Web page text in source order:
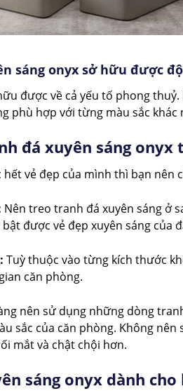
sáng onyx sở hữu được
được về cả yếu tố phong
phù hợp với từng màu sắc khác
đá xuyên sáng onyx
vẻ đẹp của mình thì bạn nên
Nên treo tranh đá xuyên sáng ở
được vẻ đẹp xuyên sáng của
Tuỳ thuộc vào từng kích thước
căn phòng.
nên sử dụng những dòng
sắc của căn phòng. Không
mắt và chật chội hơn.
sáng onyx dành cho